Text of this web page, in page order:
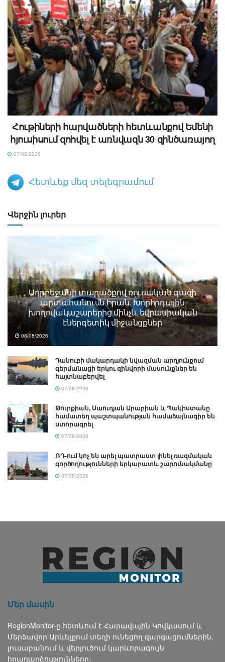
Հութիների հարվածների հետևանքով Եմենի
հյուսիսում զոհվել է առնվազն 30 զինծառայող
07/08/2026
Հետևեք մեզ տելեգրամում
Վերջին լուրեր
Ադրբեջանի տարածքով ռուսական գազի
արտահանումն Իրան. Խորհրդային
խողովակաշարերից մինչև եվրասիական
էներգետիկ միջանցքներ
08/08/2026
Դանուբի մակարդակի նվազման արդյունքում
գերմանացի երկու զինվորի մասունքներ են
հայտնաբերվել
07/08/2026
Թուրքիան, Սաուդյան Արաբիան և Պակիստանը
համատեղ պաշտպանության համաձայնագիր են
ստորագրել
07/08/2026
ՌԴ-ում կոչ են արել պատրաստ լինել ռազմական
գործողությունների երկարատև շարունակմանը
07/08/2026
Մեր մասին
RegionMonitor-ը հետևում է Հարավային Կովկասում և
Մերձավոր Արևելքում տեղի ունեցող զարգացումներին,
լուսաբանում և վերլուծում կարևորագույն
իրադարձությունները։